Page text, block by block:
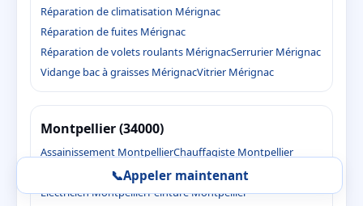
Réparation de climatisation Mérignac
Réparation de fuites Mérignac
Réparation de volets roulants MérignacSerrurier Mérignac
Vidange bac à graisses MérignacVitrier Mérignac
Montpellier (34000)
Assainissement MontpellierChauffagiste Montpellier
Débouchage de canalisations Montpellier
Électricien MontpellierPeinture Montpellier
📞Appeler maintenant